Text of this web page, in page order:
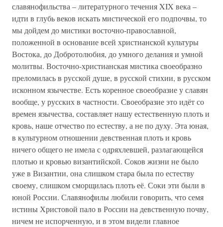
славянофильства – литературного течения XIX века –
идти в глубь веков искать мистической его подпочвы, то
мы дойдем до мистики восточно-православной,
положенной в основание всей христианской культуры
Востока, до Добротолюбия, до умного делания и умной
молитвы. Восточно-христианская мистика своеобразно
преломилась в русской душе, в русской стихии, в русском
исконном язычестве. Есть коренное своеобразие у славян
вообще, у русских в частности. Своеобразие это идёт со
времен язычества, составляет нашу естественную плоть и
кровь, наше отчество по естеству, а не по духу. Эта юная,
в культурном отношении девственная плоть и кровь
ничего общего не имела с одряхлевшей, разлагающейся
плотью и кровью византийской. Соков жизни не было
уже в Византии, она слишком стара была по естеству
своему, слишком сморщилась плоть её. Соки эти были в
юной России. Славянофилы любили говорить, что семя
истины Христовой пало в России на девственную почву,
ничем не испорченную, и в этом видели главное